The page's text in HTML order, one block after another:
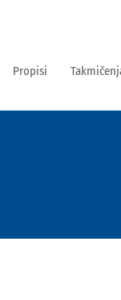
Propisi